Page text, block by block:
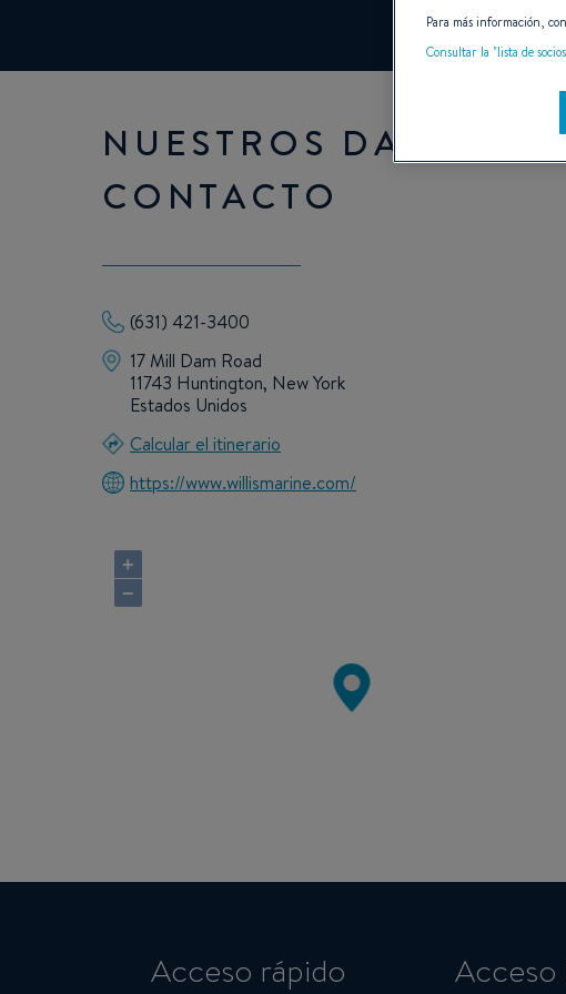
NUESTROS DATOS DE
CONTACTO
(631) 421-3400
17 Mill Dam Road
11743 Huntington, New York
Estados Unidos
Calcular el itinerario
https://www.willismarine.com/
+
−
Acceso rápido Acceso
Para más información,
Consultar la "lista de